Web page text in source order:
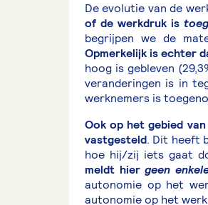
De evolutie van de
of de werkdruk is
begrijpen we de
Opmerkelijk is echter
hoog is gebleven
veranderingen is in
werknemers is
Ook op het gebied
vastgesteld. Dit heeft
hoe hij/zij iets gaat
meldt hiergeen
autonomie op het
autonomie op het